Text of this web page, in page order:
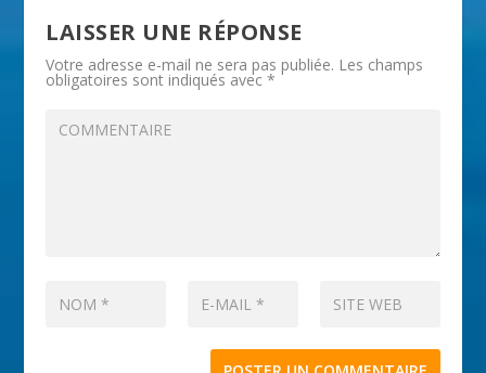
LAISSER UNE RÉPONSE
Votre adresse e-mail ne sera pas publiée. Les champs
obligatoires sont indiqués avec*